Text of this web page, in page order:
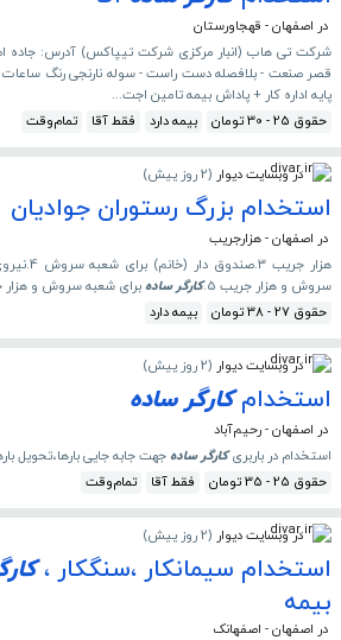
در اصفهان - قهجاورستان
شرکت تی هاب (انبار مرکزی شرکت تیپاکس) آدرس: جاده
پایه اداره کار + پاداش بیمه تامین اجت...
حقوق 25 - 30 تومان
بیمه دارد فقط آقا تمام‌وقت
در وبسایت دیوار (2 روز پیش )
استخدام بزرگ رستوران جوادیان
در اصفهان - هزارجریب
هزار
سروش و هزار جریب 5.
کارگر سادهبرای شعبه سروش و هزار
حقوق 27 - 38 تومان
بیمه دارد
در وبسایت دیوار (2 روز پیش )
استخدامکارگر ساده
در اصفهان - رحیم‌آباد
استخدام در باربریکارگر سادهجهت جابه جایی بارها،تحویل
حقوق 25 - 35 تومان
فقط آقا تمام‌وقت
در وبسایت دیوار (2 روز پیش )
استخدام سیمانکار ،سنگکار ،
بیمه
در اصفهان - اصفهانک